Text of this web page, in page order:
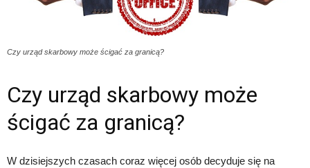
Czy urząd skarbowy może ścigać za granicą?
Czy urząd skarbowy może
ścigać za granicą?
W dzisiejszych czasach coraz więcej osób decyduje się na